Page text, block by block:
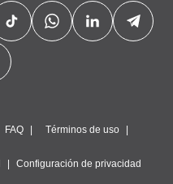
FAQ Términos de uso
Configuración de privacidad